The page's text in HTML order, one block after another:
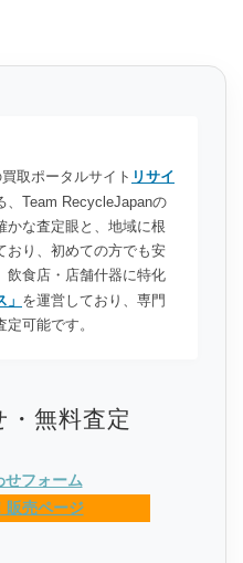
ータルサイト リサイ
、Team RecycleJapanの
かな査定眼と、地域に根
おり、初めての方でも安
飲食店・店舗什器に特化
を運営しており、専門
可能です。
・無料査定
せフォーム
販売ページ